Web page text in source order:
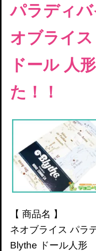
パラディ
オブライ
ドール 人
た！！
【 商品名 】
ネオブライス パラ
Blythe ドール人形